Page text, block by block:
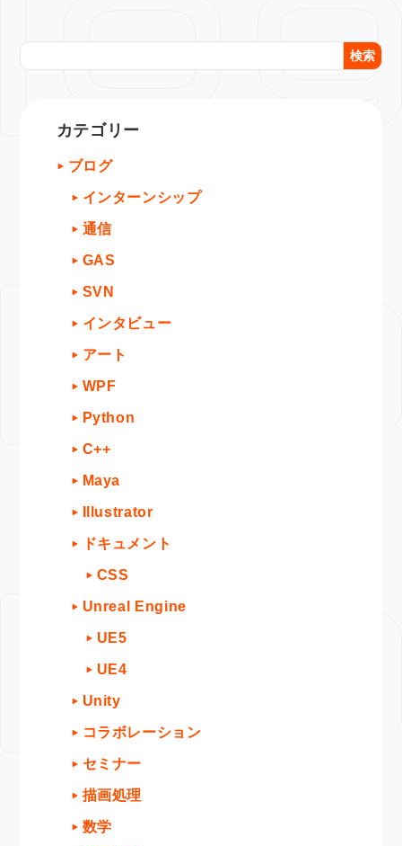
検索
カテゴリー
ブログ
インターンシップ
通信
GAS
SVN
インタビュー
アート
WPF
Python
C++
Maya
Illustrator
ドキュメント
CSS
Unreal Engine
UE5
UE4
Unity
コラボレーション
セミナー
描画処理
数学